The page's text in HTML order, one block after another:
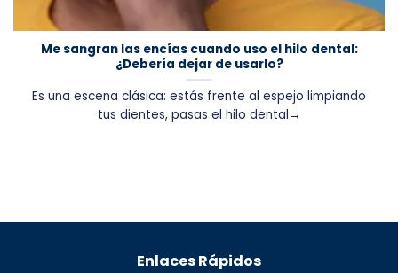
Me sangran las encías cuando uso el hilo dental:
¿Debería dejar de usarlo?
Es una escena clásica: estás frente al espejo limpiando
tus dientes, pasas el hilo dental→
Enlaces Rápidos